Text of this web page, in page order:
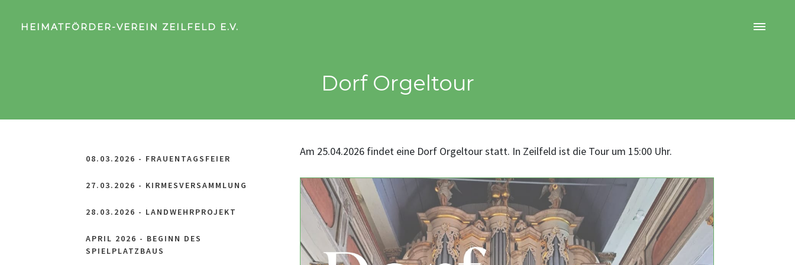
HEIMATFÖRDER-VEREIN ZEILFELD E.V.
Dorf Orgeltour
08.03.2026 - FRAUENTAGSFEIER
27.03.2026 - KIRMESVERSAMMLUNG
28.03.2026 - LANDWEHRPROJEKT
APRIL 2026 - BEGINN DES
SPIELPLATZBAUS
Am 25.04.2026 findet eine Dorf Orgeltour statt. In Zeilfeld ist die Tour um 15:00 Uhr.